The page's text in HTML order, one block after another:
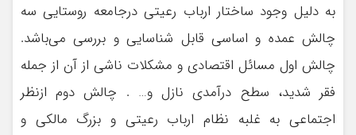
به دليل وجود ساختار ارباب رعيتي درجامعه روستايي سه
چالش عمده و اساسي قابل شناسايي و بررسي مي‌باشد.
چالش اول مسائل اقتصادي و مشكلات ناشي از آن از جمله
فقر شديد، سطح درآمدي نازل و… . چالش دوم ازنظر
اجتماعي به غلبه نظام ارباب رعيتي و بزرگ مالكي و